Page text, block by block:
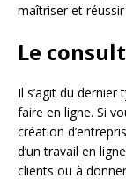
maîtriser et
Le
Il s’agit du
faire en ligne. Si
création
d’un travail en
clients ou à